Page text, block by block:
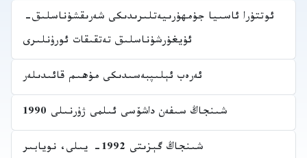
ئوتتۇرا ئاسىيا جۇمھۇرىيەتلىرىدىكى شەرىقشۇناسلىق-
ئۇيغۇرشۇناسلىق تەتقىقات ئورۇنلىرى
ئەرەب ئېلىپبەسىدىكى مۇھىم قائىدىلەر
شىنجاڭ سىفەن داشۆسى ئىلمى ژۇرنىلى 1990
شىنجاڭ گېزىتى 1992- يىلى، نويابىر